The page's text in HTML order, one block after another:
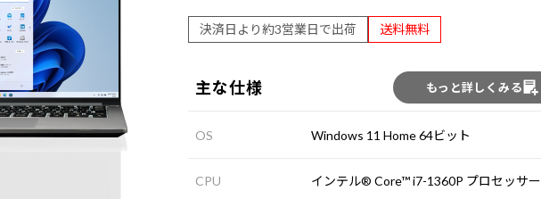
決済日より約3営業日で出荷 送料無料
主な仕様 もっと詳しくみる
OS Windows 11 Home 64ビット
CPU インテル® Core™ i7-1360P プロセッサー